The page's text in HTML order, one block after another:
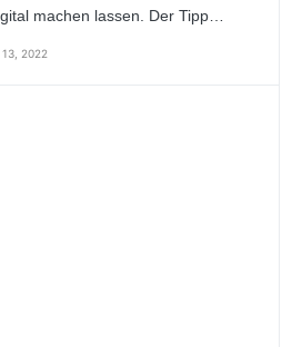
machen lassen. Der Tipp…
13, 2022